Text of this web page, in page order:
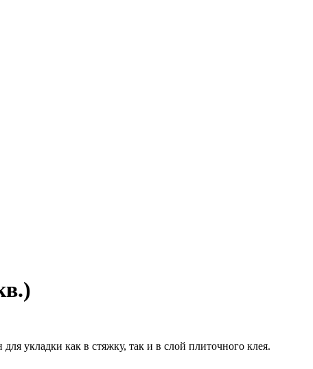
укладки как в стяжку, так и в слой плиточного клея.